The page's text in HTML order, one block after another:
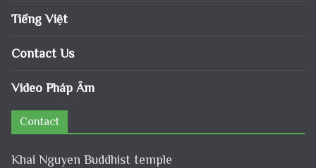
Tiếng Việt
Contact Us
Video Pháp Âm
Contact
Khai Nguyen Buddhist temple